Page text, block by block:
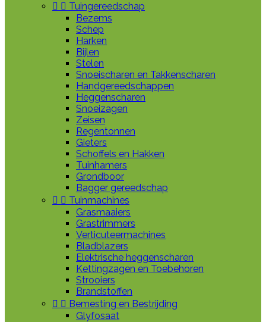
  Tuingereedschap
Bezems
Schep
Harken
Bijlen
Stelen
Snoeischaren en Takkenscharen
Handgereedschappen
Heggenscharen
Snoeizagen
Zeisen
Regentonnen
Gieters
Schoffels en Hakken
Tuinhamers
Grondboor
Bagger gereedschap
  Tuinmachines
Grasmaaiers
Grastrimmers
Verticuteermachines
Bladblazers
Elektrische heggenscharen
Kettingzagen en Toebehoren
Strooiers
Brandstoffen
  Bemesting en Bestrijding
Glyfosaat